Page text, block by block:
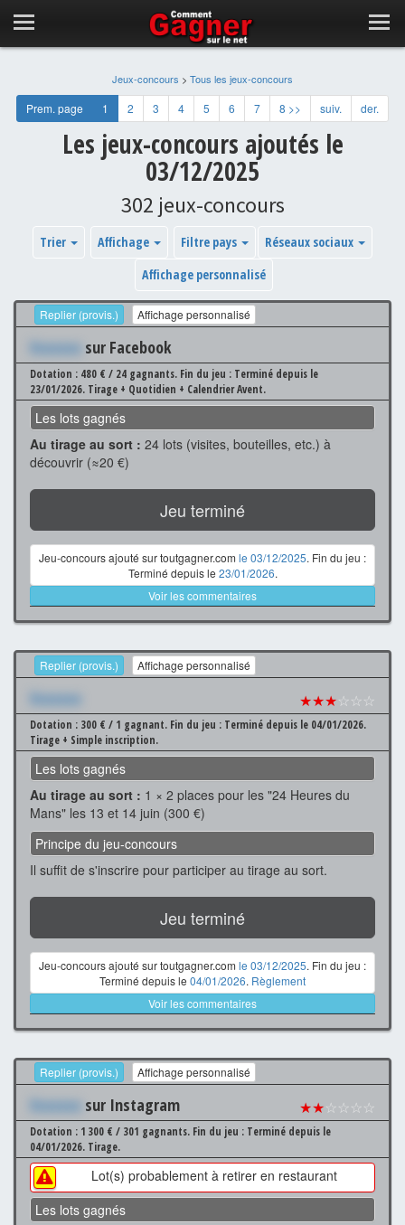
Jeux-concours > Tous les jeux-concours
Prem. page 1 2 3 4 5 6 7 8 >> suiv. der.
Les jeux-concours ajoutés le
03/12/2025
302 jeux-concours
Trier Affichage Filtre pays
Réseaux sociaux
Affichage personnalisé
Replier (provis.) Affichage personnalisé
Xxxxxxx sur Facebook
Dotation : 480 € / 24 gagnants. Fin du jeu : Terminé depuis le
23/01/2026. Tirage + Quotidien + Calendrier Avent.
Les lots gagnés
Au tirage au sort : 24 lots (visites, bouteilles, etc.) à
découvrir (≈20 €)
Jeu terminé
Jeu-concours ajouté sur toutgagner.com le 03/12/2025. Fin du jeu :
Terminé depuis le 23/01/2026.
Voir les commentaires
Replier (provis.) Affichage personnalisé
Xxxxxxx ★★★☆☆☆
Dotation : 300 € / 1 gagnant. Fin du jeu : Terminé depuis le 04/01/2026.
Tirage + Simple inscription.
Les lots gagnés
Au tirage au sort : 1 × 2 places pour les "24 Heures du
Mans" les 13 et 14 juin (300 €)
Principe du jeu-concours
Il suffit de s'inscrire pour participer au tirage au sort.
Jeu terminé
Jeu-concours ajouté sur toutgagner.com le 03/12/2025. Fin du jeu :
Terminé depuis le 04/01/2026. Règlement
Voir les commentaires
Replier (provis.) Affichage personnalisé
Xxxxxxx sur Instagram ★★☆☆☆☆
Dotation : 1 300 € / 301 gagnants. Fin du jeu : Terminé depuis le
04/01/2026. Tirage.
Lot(s) probablement à retirer en restaurant
Les lots gagnés